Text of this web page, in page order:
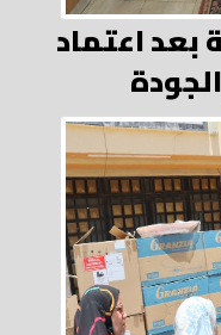
بعد اعتماد